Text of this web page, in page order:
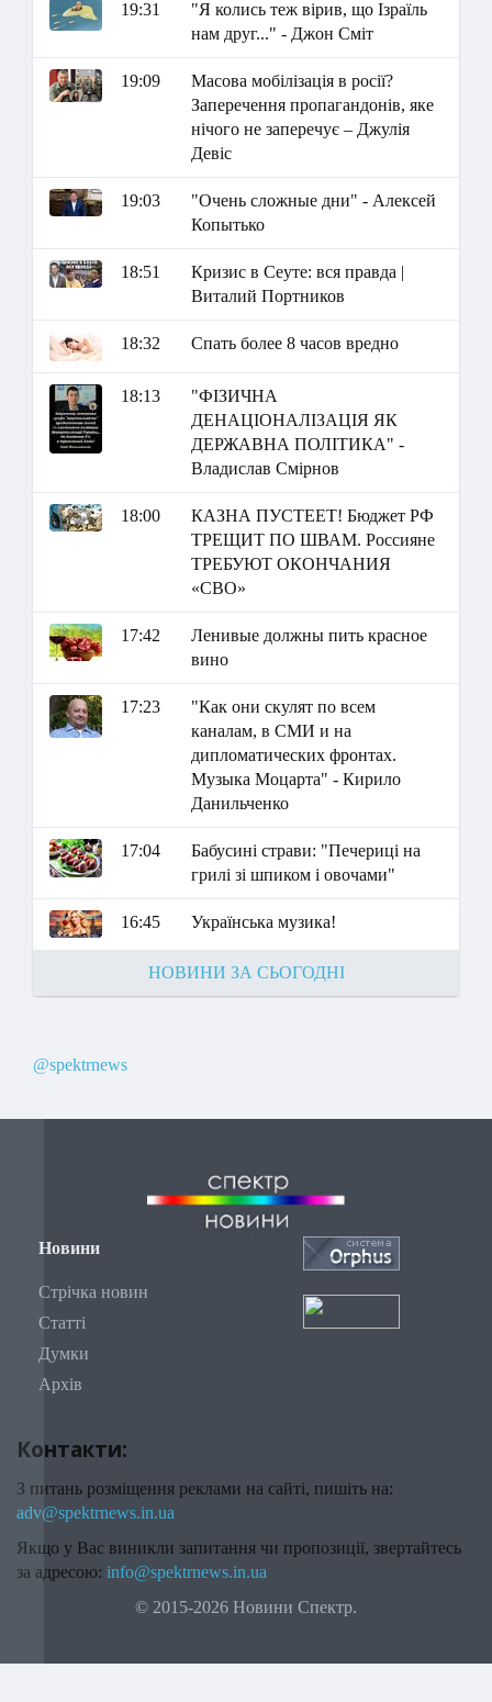
19:31
"Я колись теж вірив, що Ізраїль
нам друг..." - Джон Сміт
19:09
Масова мобілізація в росії?
Заперечення пропагандонів, яке
нічого не заперечує – Джулія
Девіс
19:03
"Очень сложные дни" - Алексей
Копытько
18:51
Кризис в Сеуте: вся правда |
Виталий Портников
18:32 Спать более 8 часов вредно
18:13
"ФІЗИЧНА
ДЕНАЦІОНАЛІЗАЦІЯ ЯК
ДЕРЖАВНА ПОЛІТИКА" -
Владислав Смірнов
18:00
КАЗНА ПУСТЕЕТ! Бюджет РФ
ТРЕЩИТ ПО ШВАМ. Россияне
ТРЕБУЮТ ОКОНЧАНИЯ
«СВО»
17:42
Ленивые должны пить красное
вино
17:23
"Как они скулят по всем
каналам, в СМИ и на
дипломатических фронтах.
Музыка Моцарта" - Кирило
Данильченко
17:04
Бабусині страви: "Печериці на
грилі зі шпиком і овочами"
16:45 Українська музика!
НОВИНИ ЗА СЬОГОДНІ
@spektrnews
Новини
Стрічка новин
Статті
Думки
Архів
Контакти:
З питань розміщення реклами на сайті, пишіть на:
adv@spektrnews.in.ua
Якщо у Вас виникли запитання чи пропозиції, звертайтесь
за адресою: info@spektrnews.in.ua
© 2015-2026 Новини Спектр.